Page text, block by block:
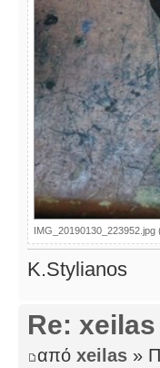
K.Stylianos
Re:
από xeilas »